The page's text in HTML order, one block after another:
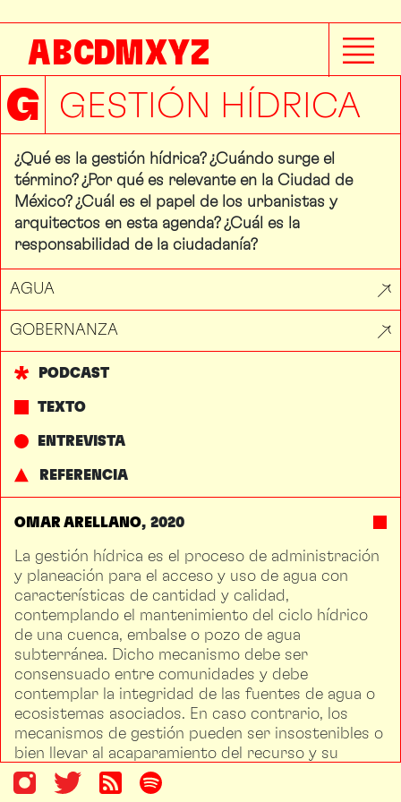
ABCDMXYZ
G GESTIÓN HÍDRICA
¿Qué es la gestión hídrica? ¿Cuándo surge el
término? ¿Por qué es relevante en la Ciudad de
México? ¿Cuál es el papel de los urbanistas y
arquitectos en esta agenda? ¿Cuál es la
responsabilidad de la ciudadanía?
PODCAST
TEXTO
ENTREVISTA
REFERENCIA
AGUA
GOBERNANZA
OMAR ARELLANO 2020
La gestión hídrica es el proceso de administración
y planeación para el acceso y uso de agua con
características de cantidad y calidad,
contemplando el mantenimiento del ciclo hídrico
de una cuenca, embalse o pozo de agua
subterránea. Dicho mecanismo debe ser
consensuado entre comunidades y debe
contemplar la integridad de las fuentes de agua o
ecosistemas asociados. En caso contrario, los
mecanismos de gestión pueden ser insostenibles o
bien llevar al acaparamiento del recurso y su
agotamiento, generando efectos en múltiples
dimensiones (económico, social o ambiental). En